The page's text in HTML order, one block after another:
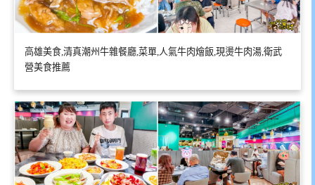
高雄美食,清真潮州牛雜餐廳,菜單,人氣牛肉燴飯,現燙牛肉湯,衛武
營美食推薦